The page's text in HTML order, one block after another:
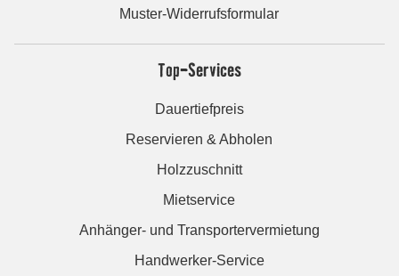
Muster-Widerrufsformular
Top-Services
Dauertiefpreis
Reservieren & Abholen
Holzzuschnitt
Mietservice
Anhänger- und Transportervermietung
Handwerker-Service